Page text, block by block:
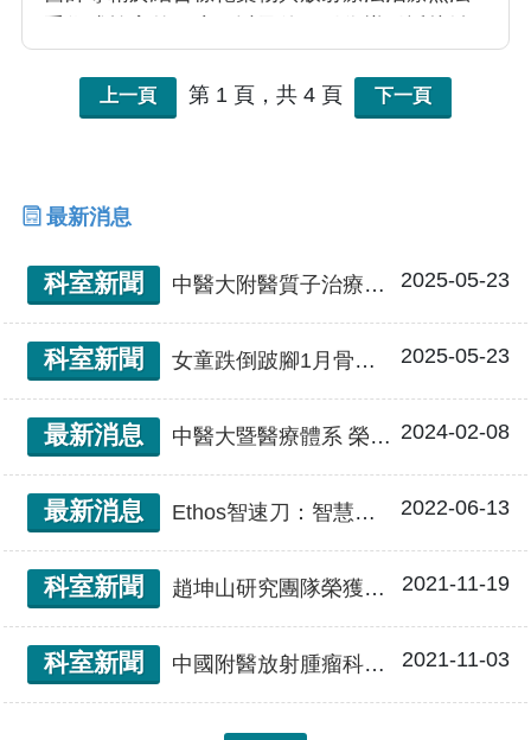
獎。研究發表之論文超過100篇。治療的病例：
婦癌 (年超過 100人次)、肝癌 (> 30人次) 、淋
上一頁 第 1 頁，共 4 頁 下一頁
最新消息
科室新聞 中醫大附醫質子治療助攻 六歲癌童穩住病情、照見希望 2025-05-23
科室新聞 女童跌倒跛腳1月骨頭「被吃了」！每天不動20分鐘「這束光」助她正常跑跳 2025-05-23
最新消息 中醫大暨醫療體系 榮獲SNQ國家品質獎銀銅雙喜佳績 2024-02-08
最新消息 Ethos智速刀：智慧放射治療加速器，人工智慧(AI)輔助自適應影像導航放射治療 2022-06-13
科室新聞 趙坤山研究團隊榮獲今年第十八屆國家新創獎-學研新創獎殊榮 2021-11-19
科室新聞 中國附醫放射腫瘤科完成國內首例每日自適應性放射治療，成效良好 2021-11-03